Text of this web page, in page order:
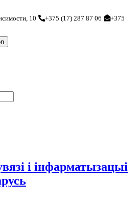
10 +375 (17) 287 87 06
+375
і інфарматызацыі